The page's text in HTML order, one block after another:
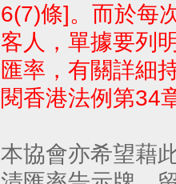
6(7)條]。而於每
客人，單據要列
匯率，有關詳細
閱香港法例第34
本協會亦希望藉